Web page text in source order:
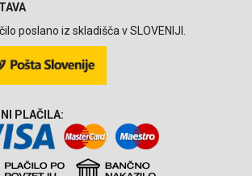
poslano iz skladišča v SLOVENIJI.
PLAČILA: